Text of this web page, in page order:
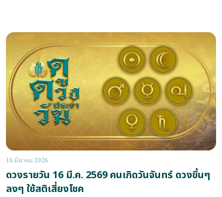
16 มีนาคม 2026
ดวงรายวัน 16 มี.ค. 2569 คนเกิดวันจันทร์ ดวงขึ้นๆ
ลงๆ ใช้สติเสี่ยงโชค